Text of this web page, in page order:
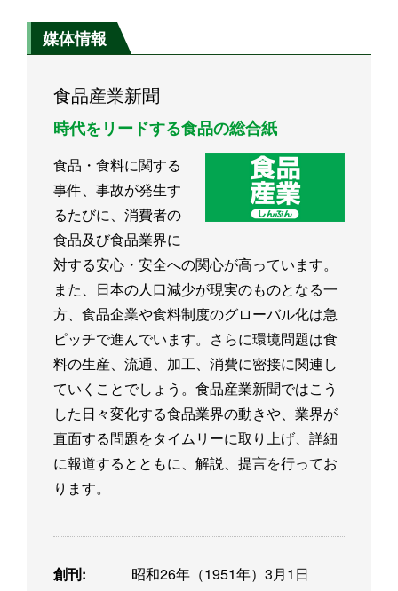
媒体情報
食品産業新聞
時代をリードする食品の総合紙
食品・食料に関する
事件、事故が発生す
るたびに、消費者の
食品及び食品業界に
対する安心・安全への関心が高っています。
また、日本の人口減少が現実のものとなる一
方、食品企業や食料制度のグローバル化は急
ピッチで進んでいます。さらに環境問題は食
料の生産、流通、加工、消費に密接に関連し
ていくことでしょう。食品産業新聞ではこう
した日々変化する食品業界の動きや、業界が
直面する問題をタイムリーに取り上げ、詳細
に報道するとともに、解説、提言を行ってお
ります。
創刊:
昭和26年（1951年）3月1日